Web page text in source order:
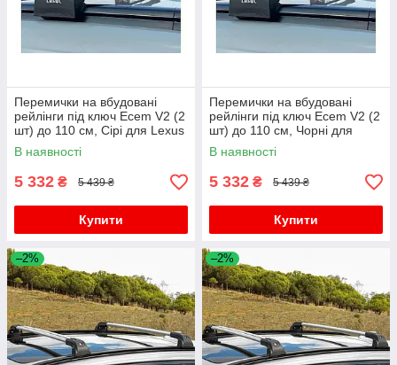
Перемички на вбудовані
рейлінги під ключ Ecem V2 (2
шт) до 110 см, Сірі для Lexus
UX 2018- рр
В наявності
5 332 ₴ 5 439 ₴
Купити
Перемички на вбудовані
рейлінги під ключ Ecem V2 (2
шт) до 110 см, Чорні для
Lexus UX 2018- рр
В наявності
5 332 ₴ 5 439 ₴
Купити
–2% –2%